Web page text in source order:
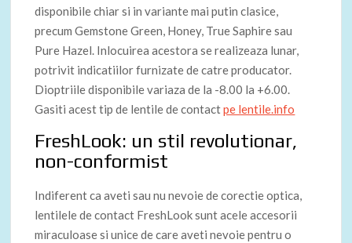
disponibile chiar si in variante mai putin clasice,
precum Gemstone Green, Honey, True Saphire sau
Pure Hazel. Inlocuirea acestora se realizeaza lunar,
potrivit indicatiilor furnizate de catre producator.
Dioptriile disponibile variaza de la -8.00 la +6.00.
Gasiti acest tip de lentile de contactpe lentile.info
FreshLook: un stil revolutionar,
non-conformist
Indiferent ca aveti sau nu nevoie de corectie optica,
lentilele de contact FreshLook sunt acele accesorii
miraculoase si unice de care aveti nevoie pentru o